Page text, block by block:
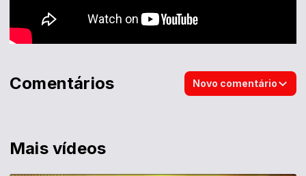
Mais vídeos
Comentários Novo comentário